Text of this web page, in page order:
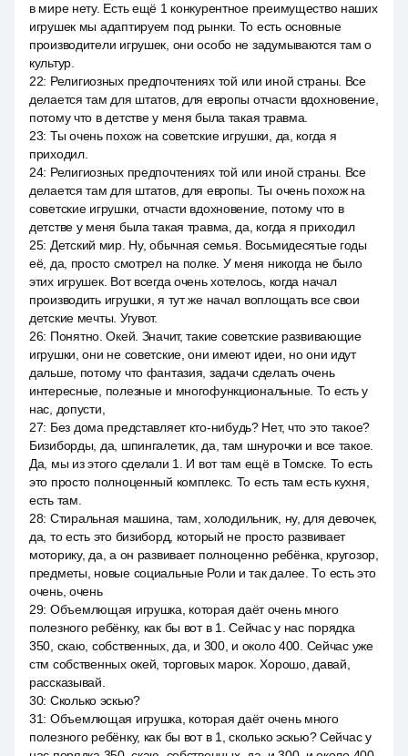
в мире нету. Есть ещё 1 конкурентное преимущество наших
игрушек мы адаптируем под рынки. То есть основные
производители игрушек, они особо не задумываются там о
культур.
22: Религиозных предпочтениях той или иной страны. Все
делается там для штатов, для европы отчасти вдохновение,
потому что в детстве у меня была такая травма.
23: Ты очень похож на советские игрушки, да, когда я
приходил.
24: Религиозных предпочтениях той или иной страны. Все
делается там для штатов, для европы. Ты очень похож на
советские игрушки, отчасти вдохновение, потому что в
детстве у меня была такая травма, да, когда я приходил
25: Детский мир. Ну, обычная семья. Восьмидесятые годы
её, да, просто смотрел на полке. У меня никогда не было
этих игрушек. Вот всегда очень хотелось, когда начал
производить игрушки, я тут же начал воплощать все свои
детские мечты. Угувот.
26: Понятно. Окей. Значит, такие советские развивающие
игрушки, они не советские, они имеют идеи, но они идут
дальше, потому что фантазия, задачи сделать очень
интересные, полезные и многофункциональные. То есть у
нас, допусти,
27: Без дома представляет кто-нибудь? Нет, что это такое?
Бизиборды, да, шпингалетик, да, там шнурочки и все такое.
Да, мы из этого сделали 1. И вот там ещё в Томске. То есть
это просто полноценный комплекс. То есть там есть кухня,
есть там.
28: Стиральная машина, там, холодильник, ну, для девочек,
да, то есть это бизиборд, который не просто развивает
моторику, да, а он развивает полноценно ребёнка, кругозор,
предметы, новые социальные Роли и так далее. То есть это
очень, очень
29: Объемлющая игрушка, которая даёт очень много
полезного ребёнку, как бы вот в 1. Сейчас у нас порядка
350, скаю, собственных, да, и 300, и около 400. Сейчас уже
стм собственных окей, торговых марок. Хорошо, давай,
рассказывай.
30: Сколько эскью?
31: Объемлющая игрушка, которая даёт очень много
полезного ребёнку, как бы вот в 1, сколько эскью? Сейчас у